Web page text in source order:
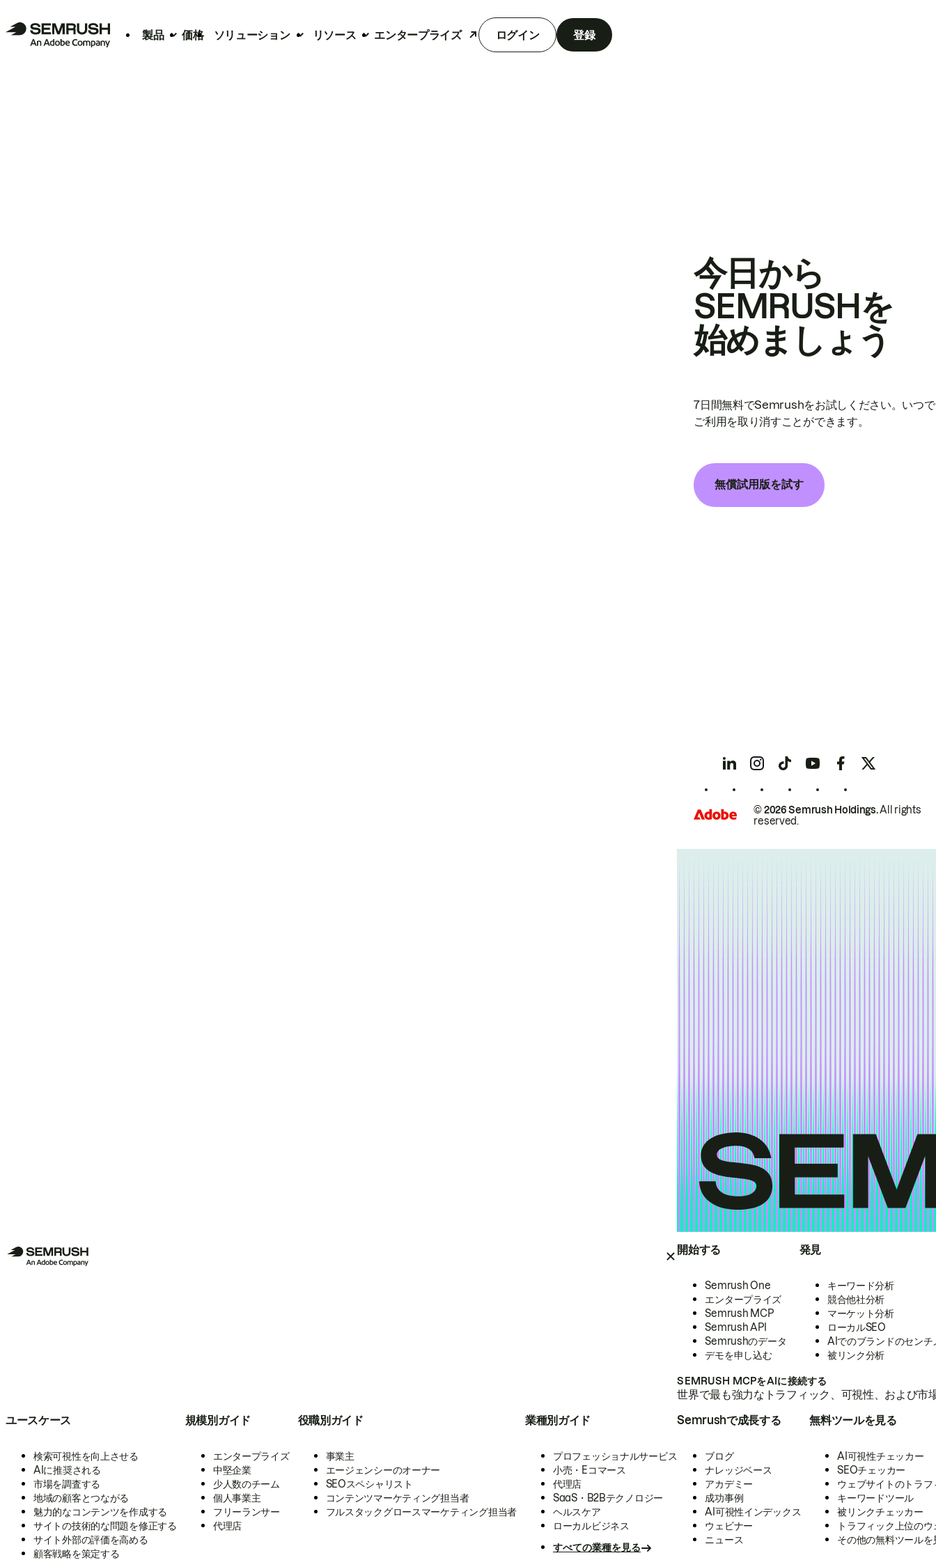
製品 価格 ソリューション リソース エンタープライズ ログイン 登録
開始する
Semrush One
エンタープライズ
Semrush MCP
Semrush API
Semrushのデータ
デモを申し込む
発見
キーワード分析
競合他社分析
マーケット分析
ローカルSEO
AIでのブランドのセンチ
被リンク分析
SEMRUSH MCPをAIに接続する
世界で最も強力なトラフィック、可視性、および
ユースケース
検索可視性を向上させる
AIに推奨される
市場を調査する
地域の顧客とつながる
魅力的なコンテンツを作成する
サイトの技術的な問題を修正する
サイト外部の評価を高める
顧客戦略を策定する
規模別ガイド
エンタープライズ
中堅企業
少人数のチーム
個人事業主
フリーランサー
代理店
役職別ガイド
事業主
エージェンシーのオーナー
SEOスペシャリスト
コンテンツマーケティング担当者
フルスタックグロースマーケティング担当者
業種別ガイド
プロフェッショナルサービス
小売・Eコマース
代理店
SaaS・B2Bテクノロジー
ヘルスケア
ローカルビジネス
すべての業種を見る
Semrushで成長する
ブログ
ナレッジベース
アカデミー
成功事例
AI可視性インデックス
ウェビナー
ニュース
無料ツールを見る
AI可視性チェッカー
SEOチェッカー
ウェブサイトのトラ
キーワードツール
被リンクチェッカー
トラフィック上位の
その他の無料ツールを
今日から
SEMRUSHを
始めましょう
7日間無料でSemrushをお試しください。いつ
ご利用を取り消すことができます。
無償試用版を試す
© 2026 Semrush Holdings.All rights
reserved.